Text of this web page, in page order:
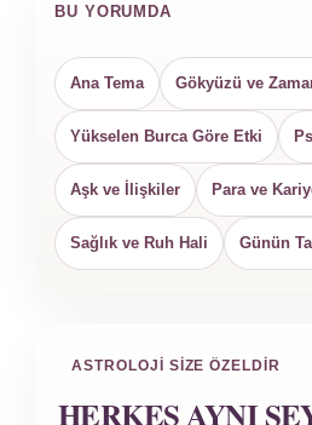
BU YORUMDA
Ana Tema Gökyüzü ve
Yükselen Burca Göre Etki
Aşk ve İlişkiler Para ve
Sağlık ve Ruh Hali Günün
ASTROLOJI SIZE ÖZELDIR
HERKES AYNI